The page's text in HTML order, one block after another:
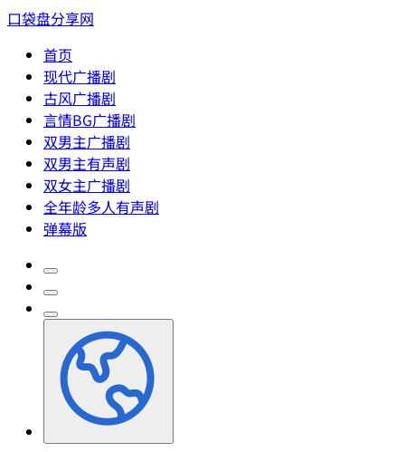
口袋盘分享网
首页
现代广播剧
古风广播剧
言情BG广播剧
双男主广播剧
双男主有声剧
双女主广播剧
全年龄多人有声剧
弹幕版